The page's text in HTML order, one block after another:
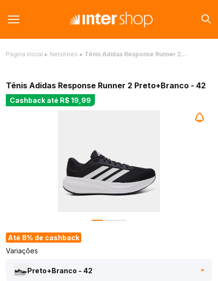
Página inicial ▸ Netshoes ▸ Tênis Adidas Response Runner 2…
Tênis Adidas Response Runner 2 Preto+Branco - 42
Cashback até R$ 19,99
Até 8% de cashback
Variações
Preto+Branco - 42